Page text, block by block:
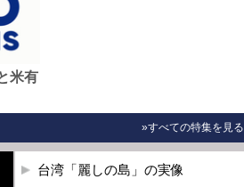
米有
»すべての特集を見る
台湾「麗しの島」の実像